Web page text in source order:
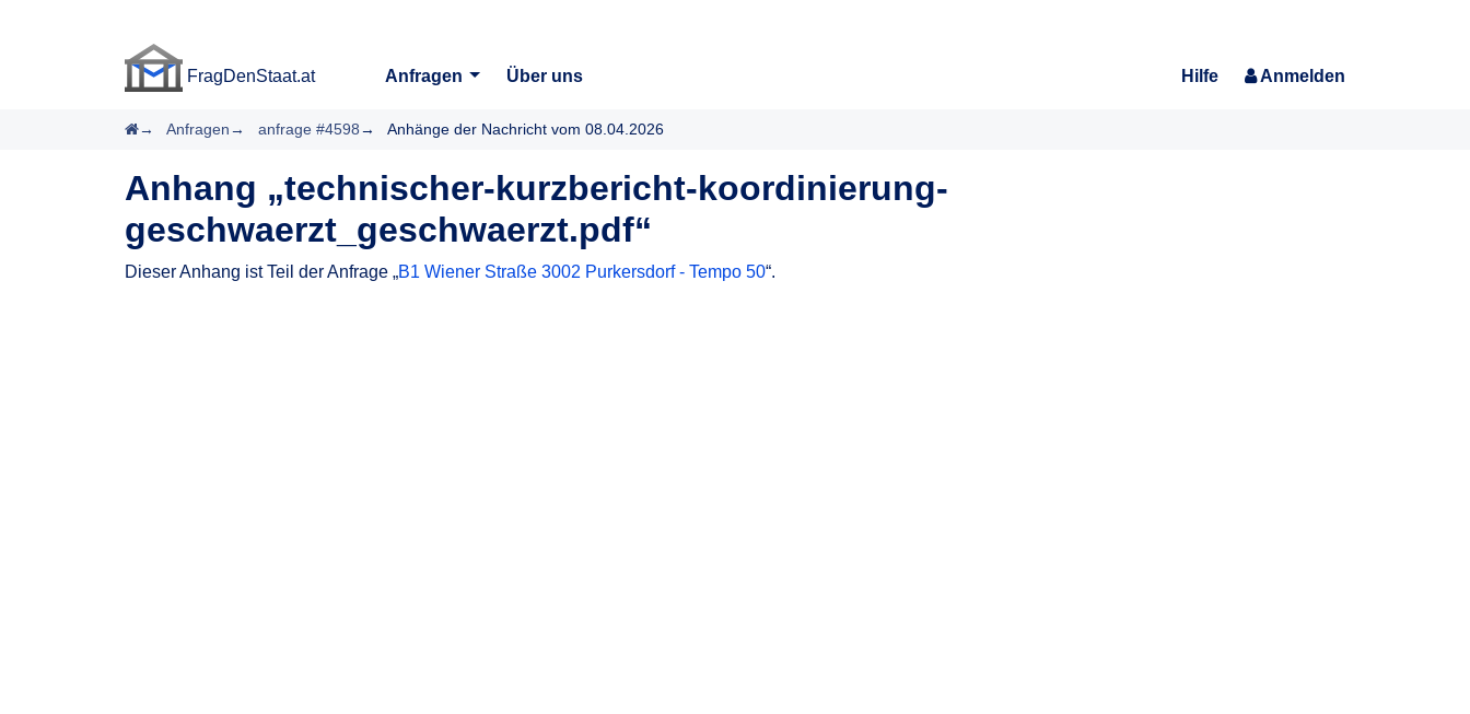
FragDenStaat.at
Anfragen
Über uns Hilfe Anmelden
Startseite
Anfragen anfrage #4598 Anhänge der Nachricht vom 08.04.2026
Anhang „technischer-kurzbericht-koordinierung-
geschwaerzt_geschwaerzt.pdf“
Dieser Anhang ist Teil der Anfrage „B1 Wiener Straße 3002 Purkersdorf - Tempo 50“.